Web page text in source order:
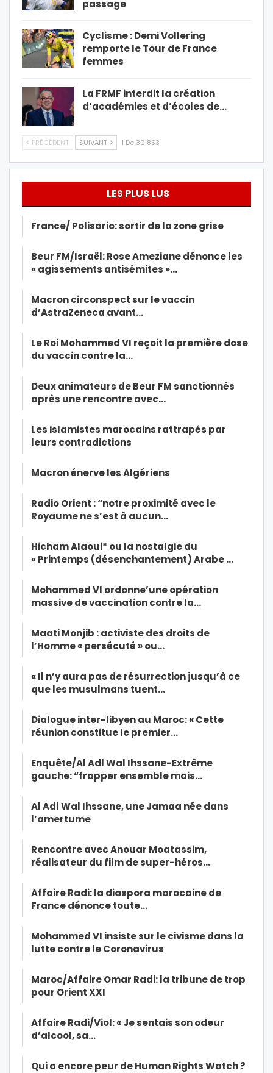
passage
Cyclisme : Demi Vollering
remporte le Tour de France
femmes
La FRMF interdit la création
d’académies et d’écoles de…
PRÉCÉDENT SUIVANT 1 De 30 853
LES PLUS LUS
France/ Polisario: sortir de la zone grise
Beur FM/Israël: Rose Ameziane dénonce les
« agissements antisémites »…
Macron circonspect sur le vaccin
d’AstraZeneca avant…
Le Roi Mohammed VI reçoit la première dose
du vaccin contre la…
Deux animateurs de Beur FM sanctionnés
après une rencontre avec…
Les islamistes marocains rattrapés par
leurs contradictions
Macron énerve les Algériens
Radio Orient : “notre proximité avec le
Royaume ne s’est à aucun…
Hicham Alaoui* ou la nostalgie du
« Printemps (désenchantement) Arabe …
Mohammed VI ordonne’une opération
massive de vaccination contre la…
Maati Monjib : activiste des droits de
l’Homme « persécuté » ou…
« Il n’y aura pas de résurrection jusqu’à ce
que les musulmans tuent…
Dialogue inter-libyen au Maroc: « Cette
réunion constitue le premier…
Enquête/Al Adl Wal Ihssane-Extrême
gauche: “frapper ensemble mais…
Al Adl Wal Ihssane, une Jamaa née dans
l’amertume
Rencontre avec Anouar Moatassim,
réalisateur du film de super-héros…
Affaire Radi: la diaspora marocaine de
France dénonce toute…
Mohammed VI insiste sur le civisme dans la
lutte contre le Coronavirus
Maroc/Affaire Omar Radi: la tribune de trop
pour Orient XXI
Affaire Radi/Viol: « Je sentais son odeur
d’alcool, sa…
Qui a encore peur de Human Rights Watch ?